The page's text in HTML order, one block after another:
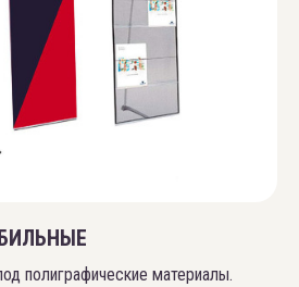
полиграфические материалы.